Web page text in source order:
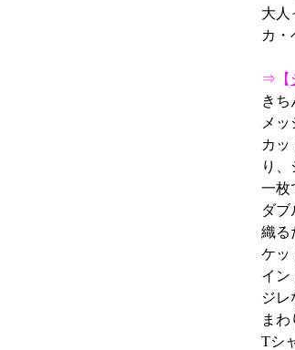
大人
カ・
⇒【
きち
メッ
カ
り
一枚
ダブ
織る
ケッ
イン
ジ
ま
Tシ